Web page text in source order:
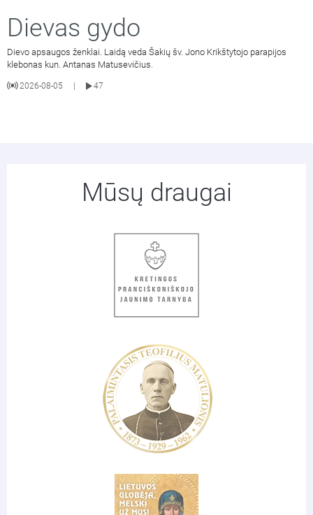
Dievas gydo
Dievo apsaugos ženklai. Laidą veda Šakių šv. Jono Krikštytojo parapijos
klebonas kun. Antanas Matusevičius.
2026-08-05 47
Mūsų draugai